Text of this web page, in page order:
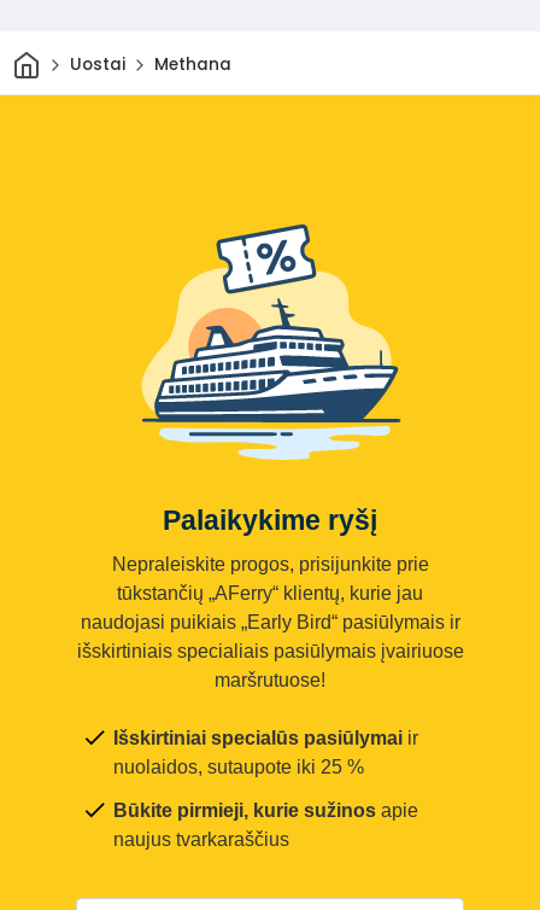
Pradžia
Uostai Methana
Palaikykime ryšį
Nepraleiskite progos, prisijunkite prie
tūkstančių „AFerry“ klientų, kurie jau
naudojasi puikiais „Early Bird“ pasiūlymais ir
išskirtiniais specialiais pasiūlymais įvairiuose
maršrutuose!
Išskirtiniai specialūs pasiūlymai ir
nuolaidos, sutaupote iki 25 %
Būkite pirmieji, kurie sužinos apie
naujus tvarkaraščius